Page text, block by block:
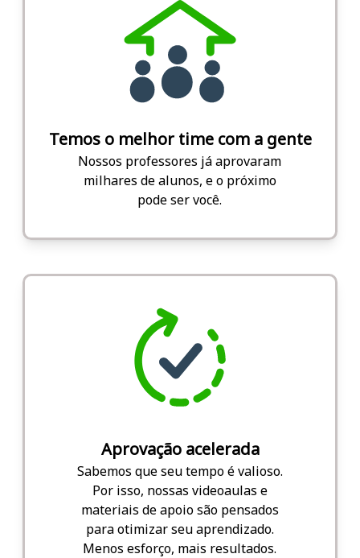
Temos o melhor time com a gente
Nossos professores já aprovaram
milhares de alunos, e o próximo
pode ser você.
Aprovação acelerada
Sabemos que seu tempo é valioso.
Por isso, nossas videoaulas e
materiais de apoio são pensados
para otimizar seu aprendizado.
Menos esforço, mais resultados.